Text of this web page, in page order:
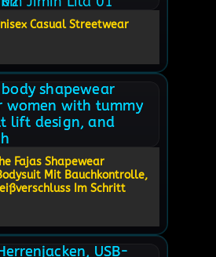
Casual Streetwear
Fajas Shapewear
Mit Bauchkontrolle,
Im Schritt